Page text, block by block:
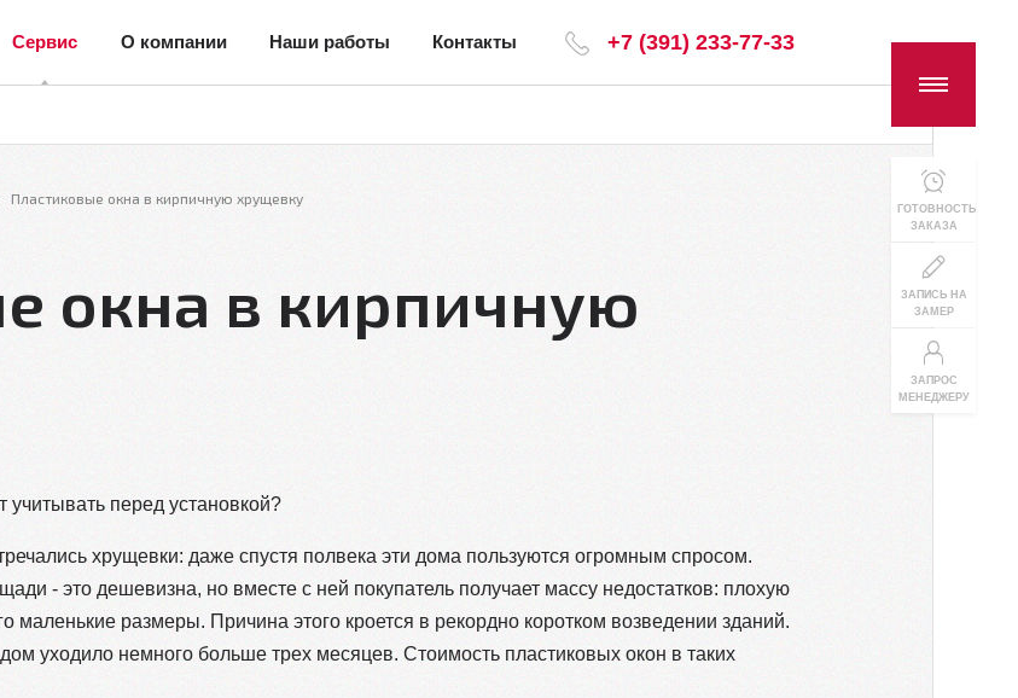
Сервис О компании Наши работы Контакты +7 (391) 233-77-33
ГОТОВНОСТЬ
ЗАКАЗА
ЗАПИСЬ НА
ЗАМЕР
ЗАПРОС
МЕНЕДЖЕРУ
Пластиковые окна в кирпичную хрущевку
окна в кирпичную
учитывать перед установкой?
хрущевки: даже спустя полвека эти дома пользуются огромным спросом.
- это дешевизна, но вместе с ней покупатель получает массу недостатков: плохую
маленькие размеры. Причина этого кроется в рекордно коротком возведении зданий.
уходило немного больше трех месяцев. Стоимость пластиковых окон в таких